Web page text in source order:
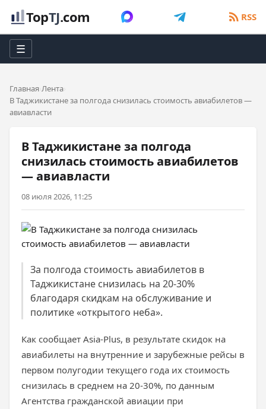
TopTJ.com RSS
☰
Главная Лента
В Таджикистане за полгода снизилась стоимость авиабилетов —
авиавласти
В Таджикистане за полгода
снизилась стоимость авиабилетов
— авиавласти
08 июля 2026, 11:25
За полгода стоимость авиабилетов в
Таджикистане снизилась на 20-30%
благодаря скидкам на обслуживание и
политике «открытого неба».
Как сообщает Asia-Plus, в результате скидок на
авиабилеты на внутренние и зарубежные рейсы в
первом полугодии текущего года их стоимость
снизилась в среднем на 20-30%, по данным
Агентства гражданской авиации при